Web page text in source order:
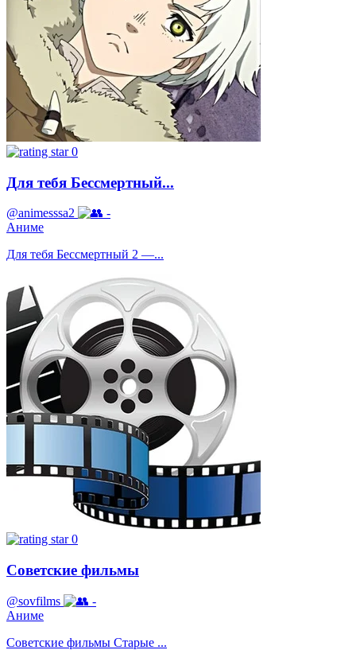
0
Для тебя Бессмертный...
@animesssa2
-
Аниме
Для тебя Бессмертный 2 —...
0
Советские фильмы
@sovfilms
-
Аниме
Советские фильмы Старые ...